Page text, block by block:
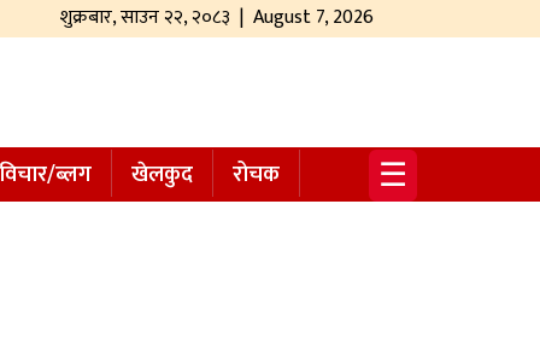
शुक्रबार,साउन२२,२०८३ | August 7, 2026
☰
विचार/ब्लग खेलकुद
रोचक